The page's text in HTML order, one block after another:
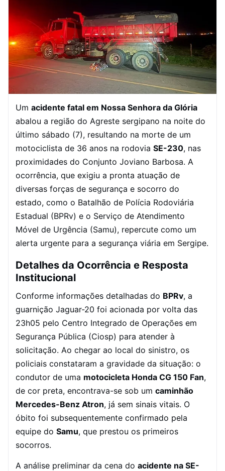
Um acidente fatal em Nossa Senhora da Glória
abalou a região do Agreste sergipano na noite do
último sábado (7), resultando na morte de um
motociclista de 36 anos na rodovia SE-230, nas
proximidades do Conjunto Joviano Barbosa. A
ocorrência, que exigiu a pronta atuação de
diversas forças de segurança e socorro do
estado, como o Batalhão de Polícia Rodoviária
Estadual (BPRv) e o Serviço de Atendimento
Móvel de Urgência (Samu), repercute como um
alerta urgente para a segurança viária em Sergipe.
Detalhes da Ocorrência e Resposta
Institucional
Conforme informações detalhadas do BPRv, a
guarnição Jaguar-20 foi acionada por volta das
23h05 pelo Centro Integrado de Operações em
Segurança Pública (Ciosp) para atender à
solicitação. Ao chegar ao local do sinistro, os
policiais constataram a gravidade da situação: o
condutor de uma motocicleta Honda CG 150 Fan,
de cor preta, encontrava-se sob um caminhão
Mercedes-Benz Atron, já sem sinais vitais. O
óbito foi subsequentemente confirmado pela
equipe do Samu, que prestou os primeiros
socorros.
A análise preliminar da cena do acidente na SE-